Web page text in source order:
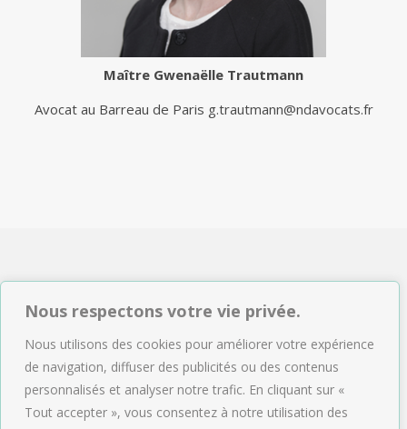
Nous respectons votre vie privée.
Nous utilisons des cookies pour améliorer votre expérience
de navigation, diffuser des publicités ou des contenus
personnalisés et analyser notre trafic. En cliquant sur «
Tout accepter », vous consentez à notre utilisation des
Maître Gwenaëlle Trautmann
Avocat au Barreau de Paris g.trautmann@ndavocats.fr
NDAVOCATS Associés
Tél : 01.47.04.09.43
Email :accueil@ndavocats.fr